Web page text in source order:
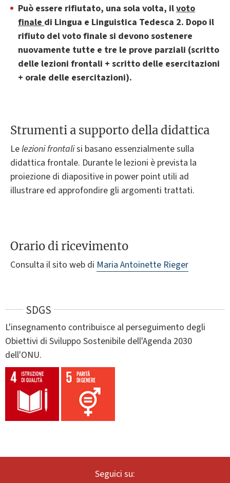
Può essere rifiutato, una sola volta, ilvoto
finale di Lingua e Linguistica Tedesca 2. Dopo il
rifiuto del voto finale si devono sostenere
nuovamente tutte e tre le prove parziali (scritto
delle lezioni frontali + scritto delle esercitazioni
+ orale delle esercitazioni).
Strumenti a supporto della didattica
Lelezioni frontalisi basano essenzialmente sulla
didattica frontale. Durante le lezioni è prevista la
proiezione di diapositive in power point utili ad
illustrare ed approfondire gli argomenti trattati.
Orario di ricevimento
Consulta il sito web di Maria Antoinette Rieger
SDGS
L'insegnamento contribuisce al perseguimento degli
Obiettivi di Sviluppo Sostenibile dell'Agenda 2030
dell'ONU.
Seguici su: